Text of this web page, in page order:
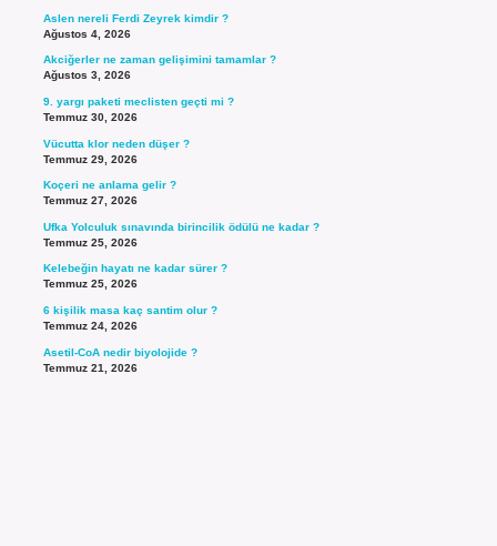
Aslen nereli Ferdi Zeyrek kimdir ?
Ağustos 4, 2026
Akciğerler ne zaman gelişimini tamamlar ?
Ağustos 3, 2026
9. yargı paketi meclisten geçti mi ?
Temmuz 30, 2026
Vücutta klor neden düşer ?
Temmuz 29, 2026
Koçeri ne anlama gelir ?
Temmuz 27, 2026
Ufka Yolculuk sınavında birincilik ödülü ne kadar ?
Temmuz 25, 2026
Kelebeğin hayatı ne kadar sürer ?
Temmuz 25, 2026
6 kişilik masa kaç santim olur ?
Temmuz 24, 2026
Asetil-CoA nedir biyolojide ?
Temmuz 21, 2026